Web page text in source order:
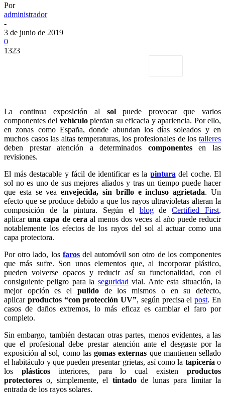
Por
administrador
-
3 de junio de 2019
0
1323
La continua exposición al solpuede provocar que varios
componentes del vehículopierdan su eficacia y apariencia. Por ello,
en zonas como España, donde abundan los días soleados y en
muchos casos las altas temperaturas, los profesionales de los talleres
deben prestar atención a determinados componentesen las
revisiones.
El más destacable y fácil de identificar es la pintura del coche. El
sol no es uno de sus mejores aliados y tras un tiempo puede hacer
que esta se veaenvejecida, sin brillo e incluso agrietada. Un
efecto que se produce debido a que los rayos ultravioletas alteran la
composición de la pintura. Según el blogdeCertified First,
aplicaruna capa de cera al menos dos veces al año puede reducir
notablemente los efectos de los rayos del sol al actuar como una
capa protectora.
Por otro lado, los farosdel automóvil son otro de los componentes
que más sufre. Son unos elementos que, al incorporar plástico,
pueden volverse opacos y reducir así su funcionalidad, con el
consiguiente peligro para la seguridad vial. Ante esta situación, la
mejor opción es el pulidode los mismos o en su defecto,
aplicar productos “con protección UV”, según precisa elpost. En
casos de daños extremos, lo más eficaz es cambiar el faro por
completo.
Sin embargo, también destacan otras partes, menos evidentes, a las
que el profesional debe prestar atención ante el desgaste por la
exposición al sol, como lasgomas externas que mantienen sellado
el habitáculo y que pueden presentar grietas, así como la tapicería o
los plásticosinteriores, para lo cual existenproductos
protectores o, simplemente, el tintadode lunas para limitar la
entrada de los rayos solares.